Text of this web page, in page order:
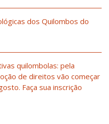
dos Quilombos do
quilombolas: pela
de direitos vão começar
Faça sua inscrição